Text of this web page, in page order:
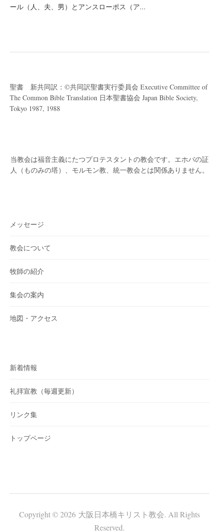
ール（人、夫、男）とアンスローポス（ア...
聖書 新共同訳：©共同訳聖書実行委員会 Executive Committee of
The Common Bible Translation 日本聖書協会 Japan Bible Society,
Tokyo 1987, 1988
当教会は福音主義にたつプロテスタントの教会です。 エホバの証
人（ものみの塔）、モルモン教、統一教会とは関係ありません。
メッセージ
教会について
牧師の紹介
集会の案内
地図・アクセス
新着情報
礼拝宣教（毎週更新）
リンク集
トップページ
Copyright © 2026 大阪日本橋キリスト教会. All Rights
Reserved.